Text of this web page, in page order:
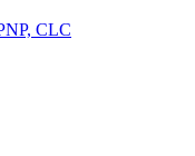
CLC